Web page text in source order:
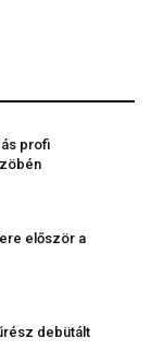
profi
először a
debütált